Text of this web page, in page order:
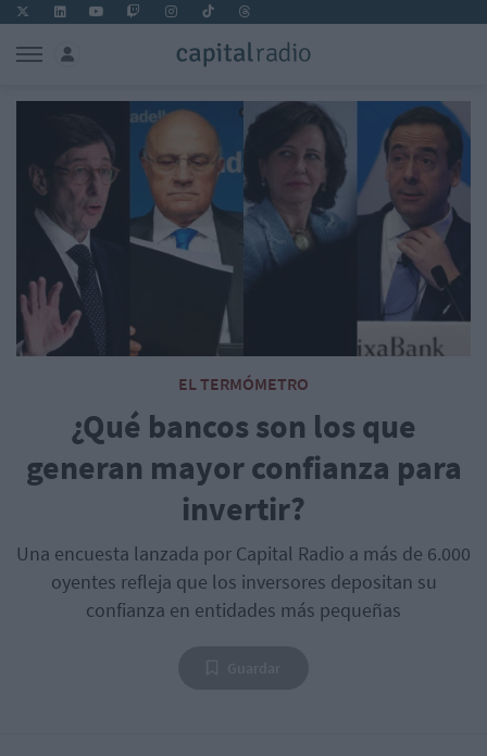
EL TERMÓMETRO
¿Qué bancos son los que
generan mayor confianza para
invertir?
Una encuesta lanzada por Capital Radio a más de 6.000
oyentes refleja que los inversores depositan su
confianza en entidades más pequeñas